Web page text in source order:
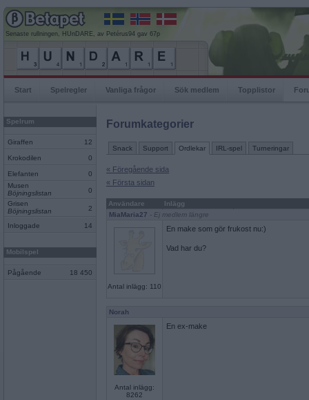
Senaste rullningen, HUnDARE, av Petérus94 gav 67p
Start Spelregler Vanliga frågor Sök medlem Topplistor
Spelrum
Giraffen 12
Krokodilen 0
Elefanten
0
Musen
Böjningslistan
0
Grisen
Böjningslistan
2
Inloggade 14
Mobilspel
Pågående 18 450
Forumkategorier
Snack Support Ordlekar IRL-spel Turneringar
« Föregående sida
« Första sidan
Användare
Inlägg
MiaMaria27 - Ej medlem längre
Antal inlägg: 110
En make som gör frukost nu:)
Vad har du?
Norah
Antal inlägg:
8262
En ex-make